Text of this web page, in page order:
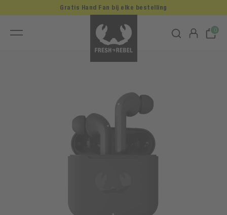
0
Gratis Hand Fan bij elke bestelling